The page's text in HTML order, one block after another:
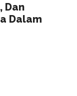
Dan
Dalam